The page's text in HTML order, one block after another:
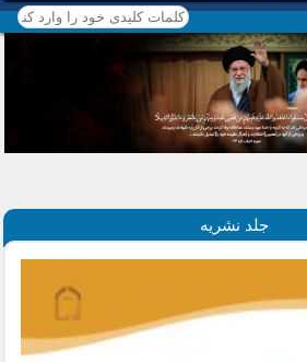
کلمات کلیدی خود را وارد
کنید
جلد نشریه